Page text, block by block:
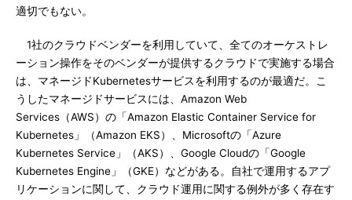
適切でもない。
1社のクラウドベンダーを利用していて、全てのオーケストレ
ーション操作をそのベンダーが提供するクラウドで実施する場合
は、マネージドKubernetesサービスを利用するのが最適だ。こ
うしたマネージドサービスには、Amazon Web
Services（AWS）の「Amazon Elastic Container Service for
Kubernetes」（Amazon EKS）、Microsoftの「Azure
Kubernetes Service」（AKS）、Google Cloudの「Google
Kubernetes Engine」（GKE）などがある。自社で運用するアプ
リケーションに関して、クラウド運用に関する例外が多く存在す